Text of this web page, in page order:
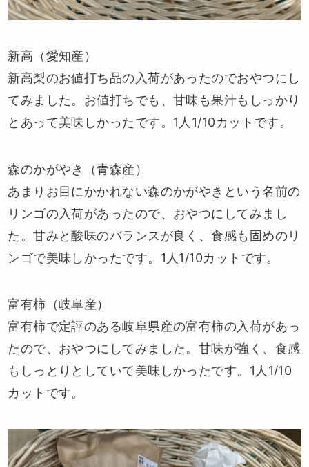
新高（愛知産）
新高梨のお値打ち品の入荷があったのでおやつにし
てみました。お値打ちでも、甘味も果汁もしっかり
とあって美味しかったです。1人1/10カットです。
森のかがやき（青森産）
あまりお目にかかれない森のかがやきという名前の
リンゴの入荷があったので、おやつにしてみまし
た。甘みと酸味のバランスが良く、食感も固めのリ
ンゴで美味しかったです。1人1/10カットです。
富有柿（岐阜産）
富有柿で定評のある岐阜県産の富有柿の入荷があっ
たので、おやつにしてみました。甘味が強く、食感
もしっとりとしていて美味しかったです。1人1/10
カットです。